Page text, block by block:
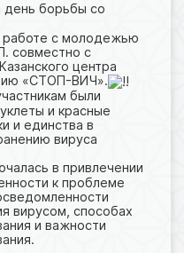
день борьбы со
работе с молодежью
совместно с
центра
«СТОП-ВИЧ».
были
и красные
и единства в
вируса
в привлечении
к проблеме
вирусом, способах
и важности